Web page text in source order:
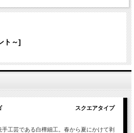
ト～]
カゴ スクエアタイプ
手工芸である白樺細工。春から夏にかけて剥